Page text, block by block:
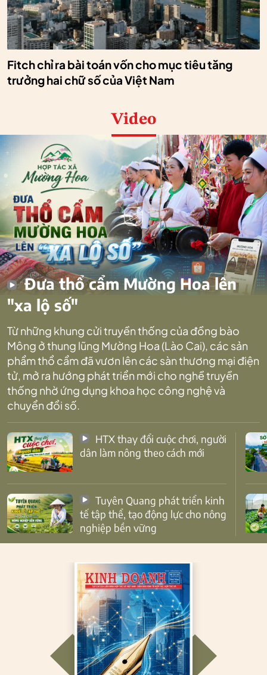
Fitch chỉ ra bài toán vốn cho mục tiêu tăng
trưởng hai chữ số của Việt Nam
Video
Đưa thổ cẩm Mường Hoa lên
"xa lộ số"
Từ những khung cửi truyền thống của đồng bào
Mông ở thung lũng Mường Hoa (Lào Cai), các sản
phẩm thổ cẩm đã vươn lên các sàn thương mại điện
tử, mở ra hướng phát triển mới cho nghề truyền
thống nhờ ứng dụng khoa học công nghệ và
chuyển đổi số.
dân làm nông theo cách mới
tế tập thể, tạo động lực cho nông
nghiệp bền vững